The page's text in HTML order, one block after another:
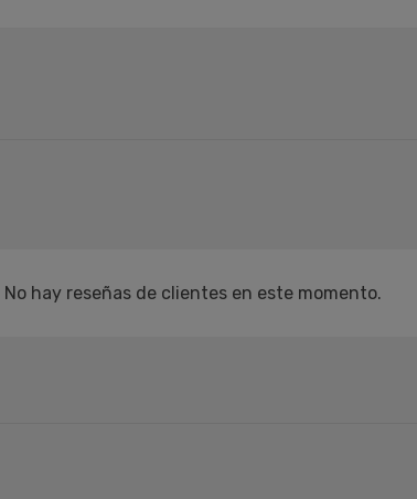
No hay reseñas de clientes en este momento.